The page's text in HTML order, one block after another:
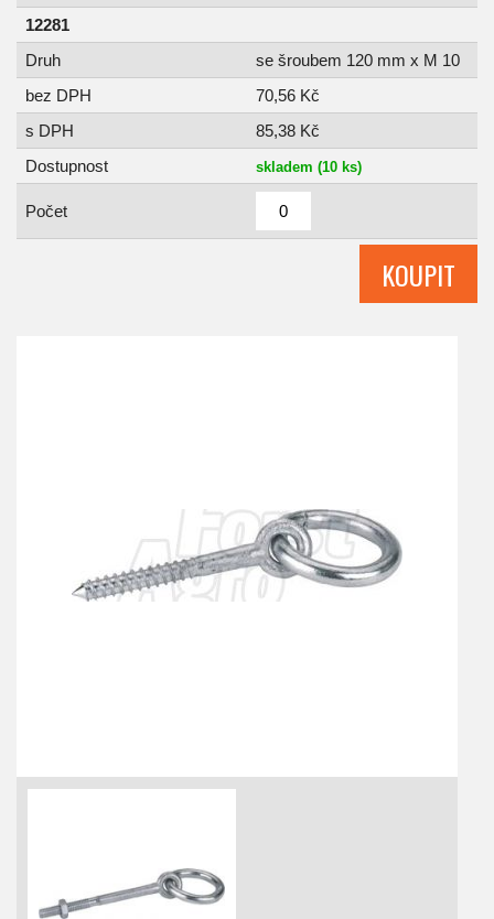
12281
Druh
se šroubem 120 mm x M 10
bez DPH
70,56 Kč
s DPH
85,38 Kč
Dostupnost
skladem (10 ks)
Počet